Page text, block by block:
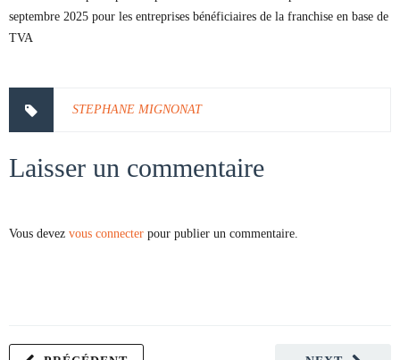
septembre 2025 pour les entreprises bénéficiaires de la franchise en base de
TVA
STEPHANE MIGNONAT
Laisser un commentaire
Vous devez vous connecter pour publier un commentaire.